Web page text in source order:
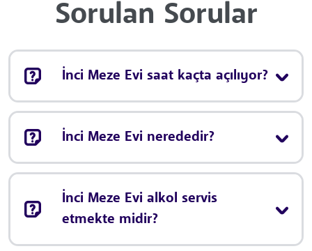
Sorulan Sorular
İnci Meze Evi saat kaçta açılıyor?
İnci Meze Evi nerededir?
İnci Meze Evi alkol servis
etmekte midir?